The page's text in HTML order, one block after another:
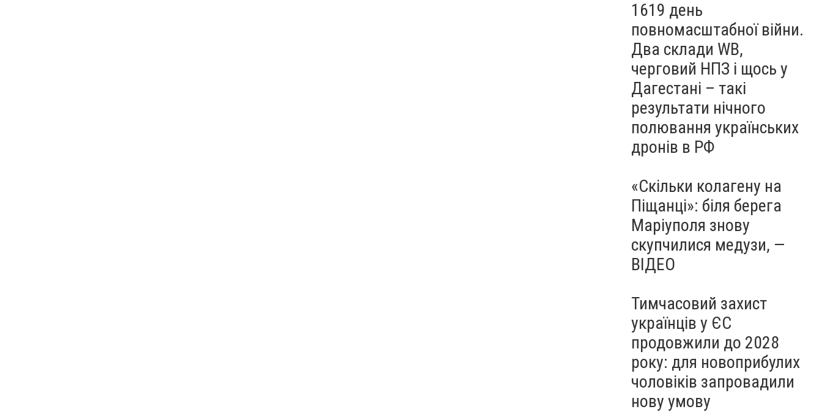
1619 день
повномасштабної війни.
Два склади WB,
черговий НПЗ і щось у
Дагестані – такі
результати нічного
полювання українських
дронів в РФ
«Скільки колагену на
Піщанці»: біля берега
Маріуполя знову
скупчилися медузи, —
ВІДЕО
Тимчасовий захист
українців у ЄС
продовжили до 2028
року: для новоприбулих
чоловіків запровадили
нову умову